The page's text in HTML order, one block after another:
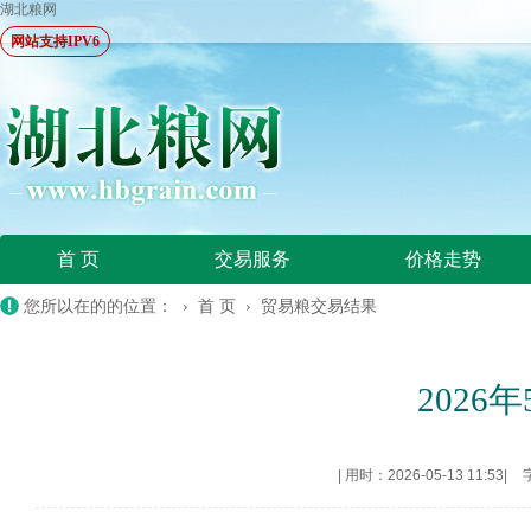
湖北粮网
网站支持IPV6
首 页 交易服务 价格走势
您所以在的的位置： › 首 页 › 贸易粮交易结果
2026
用时：2026-05-13 11:53